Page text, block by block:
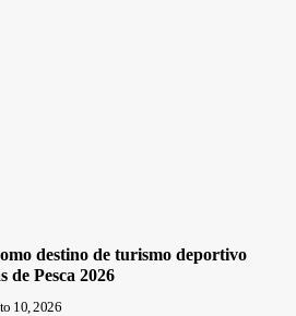
destino de turismo deportivo
de Pesca 2026
10, 2026